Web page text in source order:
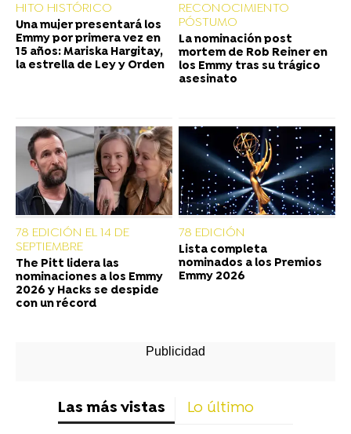
HITO HISTÓRICO
Una mujer presentará los
Emmy por primera vez en
15 años: Mariska Hargitay,
la estrella de Ley y Orden
RECONOCIMIENTO
PÓSTUMO
La nominación post
mortem de Rob Reiner en
los Emmy tras su trágico
asesinato
78 EDICIÓN EL 14 DE
SEPTIEMBRE
The Pitt lidera las
nominaciones a los Emmy
2026 y Hacks se despide
con un récord
78 EDICIÓN
Lista completa
nominados a los Premios
Emmy 2026
Las más vistas Lo último